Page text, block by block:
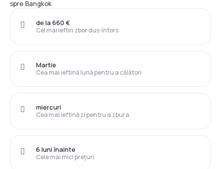
spre Bangkok
Cel mai ieftin zbor dus-întors
de la 660 €
Cea mai ieftină lună pentru a călători
Martie
Cea mai ieftină zi pentru a zbura
miercuri
Cele mai mici prețuri
6 luni înainte